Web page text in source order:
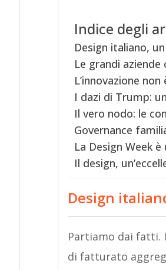
Indice degli
Design italiano,
Le grandi aziende
L’innovazione
I dazi di Trump:
Il vero nodo: le
Governance
La Design Week
Il design,
Design
Partiamo dai fatti.
di fatturato